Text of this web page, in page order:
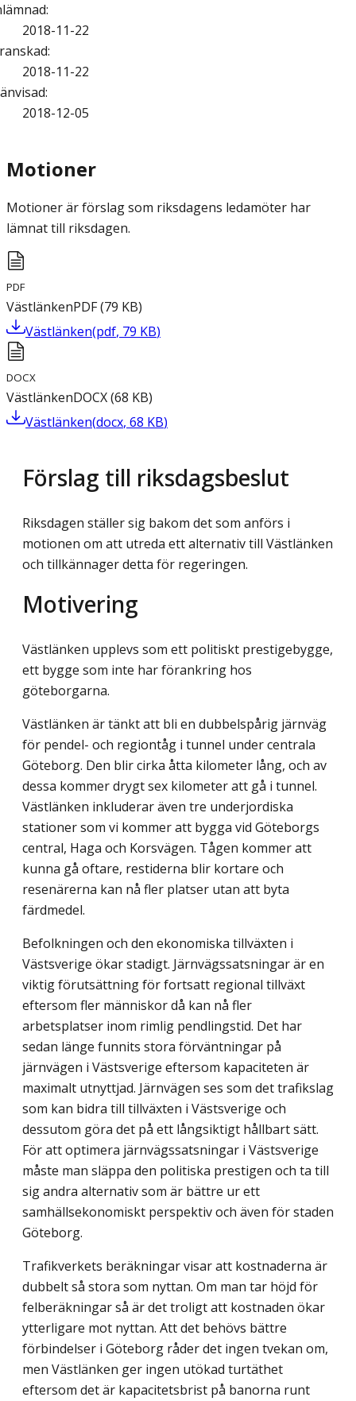
:
2018-11-22
:
2018-11-22
:
2018-12-05
Motioner
Motioner är förslag som riksdagens ledamöter har
lämnat till riksdagen.
PDF
VästlänkenPDF(79 KB)
Västlänken(pdf, 79 KB)
DOCX
VästlänkenDOCX(68 KB)
Västlänken(docx, 68 KB)
Förslag till riksdagsbeslut
Riksdagen ställer sig bakom det som anförs i
motionen om att utreda ett alternativ till Västlänken
och tillkännager detta för regeringen.
Motivering
Västlänken upplevs som ett politiskt prestigebygge,
ett bygge som inte har förankring hos
göteborgarna.
Västlänken är tänkt att bli en dubbelspårig järnväg
för pendel- och regiontåg i tunnel under centrala
Göteborg. Den blir cirka åtta kilometer lång, och av
dessa kommer drygt sex kilometer att gå i tunnel.
Västlänken inkluderar även tre underjordiska
stationer som vi kommer att bygga vid Göteborgs
central, Haga och Korsvägen. Tågen kommer att
kunna gå oftare, restiderna blir kortare och
resenärerna kan nå fler platser utan att byta
färdmedel.
Befolkningen och den ekonomiska tillväxten i
Västsverige ökar stadigt. Järnvägssatsningar är en
viktig förutsättning för fortsatt regional tillväxt
eftersom fler människor då kan nå fler
arbetsplatser inom rimlig pendlingstid. Det har
sedan länge funnits stora förväntningar på
järnvägen i Västsverige eftersom kapaciteten är
maximalt utnyttjad. Järnvägen ses som det trafikslag
som kan bidra till tillväxten i Västsverige och
dessutom göra det på ett långsiktigt hållbart sätt.
För att optimera järnvägssatsningar i Västsverige
måste man släppa den politiska prestigen och ta till
sig andra alternativ som är bättre ur ett
samhällsekonomiskt perspektiv och även för staden
Göteborg.
Trafikverkets beräkningar visar att kostnaderna är
dubbelt så stora som nyttan. Om man tar höjd för
felberäkningar så är det troligt att kostnaden ökar
ytterligare mot nyttan. Att det behövs bättre
förbindelser i Göteborg råder det ingen tvekan om,
men Västlänken ger ingen utökad turtäthet
eftersom det är kapacitetsbrist på banorna runt